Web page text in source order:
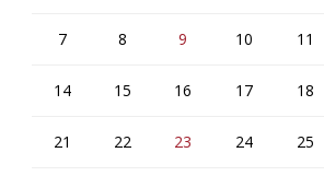
7 8 9 10 11
14 15 16 17 18
21 22 23 24 25